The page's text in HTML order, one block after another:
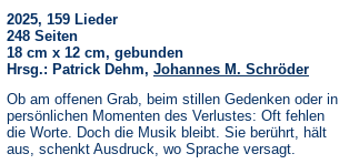
2025, 159 Lieder
248 Seiten
18 cm x 12 cm, gebunden
Hrsg.: Patrick Dehm, Johannes M. Schröder
Ob am offenen Grab, beim stillen Gedenken oder in
persönlichen Momenten des Verlustes: Oft fehlen
die Worte. Doch die Musik bleibt. Sie berührt, hält
aus, schenkt Ausdruck, wo Sprache versagt.